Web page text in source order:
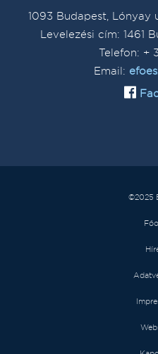
1093 Budapest, Lónyay
Levelezési cím: 1461
Telefon: +
Email:
©2025